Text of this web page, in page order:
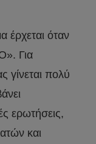
έρχεται όταν
Για
γίνεται πολύ
ερωτήσεις,
και